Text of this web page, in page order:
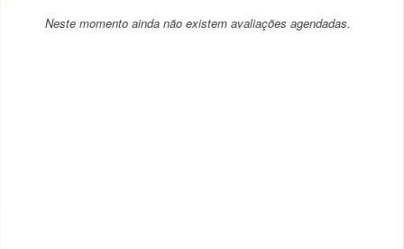
Neste momento ainda não existem avaliações agendadas.